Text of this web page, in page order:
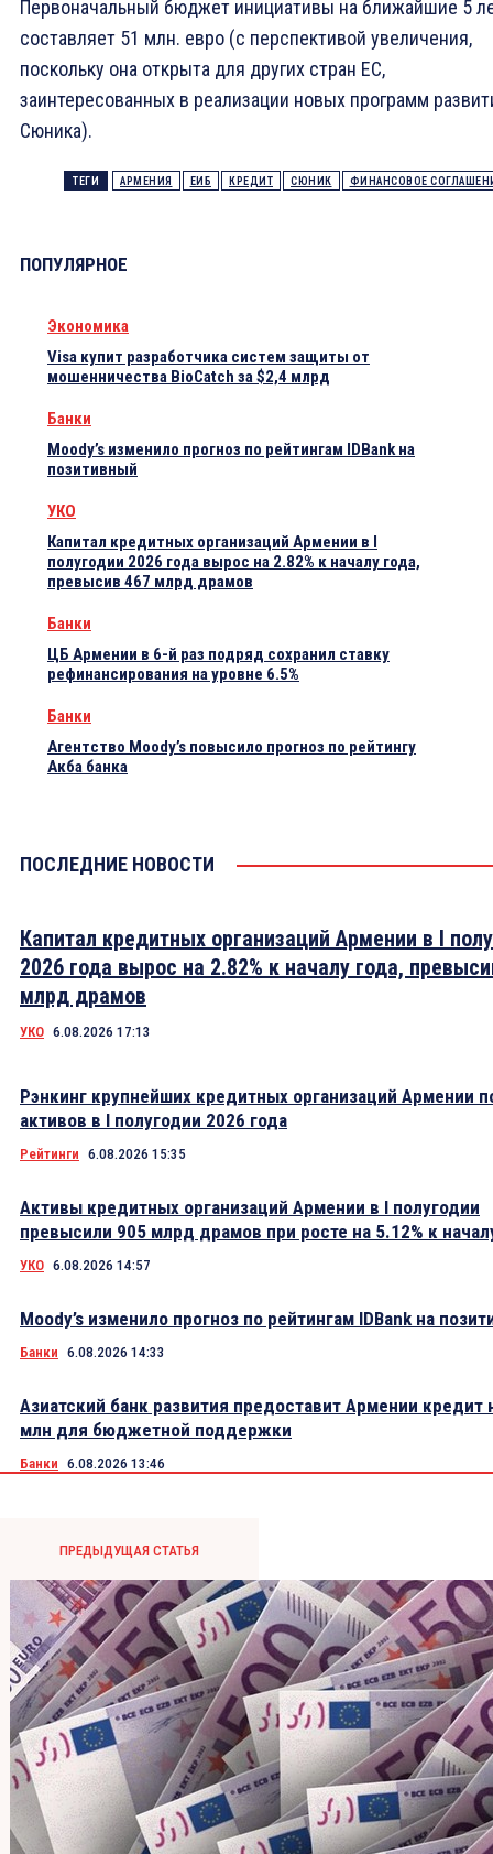
Первоначальный бюджет инициативы на ближайшие 5
составляет 51 млн. евро (с перспективой увеличения,
поскольку она открыта для других стран ЕС,
заинтересованных в реализации новых программ
Сюника).
ТЕГИ АРМЕНИЯ ЕИБ КРЕДИТ СЮНИК ФИНАНСОВОЕ
ПОПУЛЯРНОЕ
Экономика
Visa купит разработчика систем защиты от
мошенничества BioCatch за $2,4 млрд
Банки
Moody’s изменило прогноз по рейтингам IDBank на
позитивный
УКО
Капитал кредитных организаций Армении в I
полугодии 2026 года вырос на 2.82% к началу года,
превысив 467 млрд драмов
Банки
ЦБ Армении в 6-й раз подряд сохранил ставку
рефинансирования на уровне 6.5%
Банки
Агентство Moody’s повысило прогноз по рейтингу
Акба банка
ПОСЛЕДНИЕ НОВОСТИ
Капитал кредитных организаций Армении в I
2026 года вырос на 2.82% к началу года,
млрд драмов
УКО 6.08.2026 17:13
Рэнкинг крупнейших кредитных организаций Армении
активов в I полугодии 2026 года
Рейтинги 6.08.2026 15:35
Активы кредитных организаций Армении в I полугодии
превысили 905 млрд драмов при росте на 5.12% к
УКО 6.08.2026 14:57
Moody’s изменило прогноз по рейтингам IDBank на
Банки 6.08.2026 14:33
Азиатский банк развития предоставит Армении кредит
млн для бюджетной поддержки
Банки 6.08.2026 13:46
ПРЕДЫДУЩАЯ СТАТЬЯ